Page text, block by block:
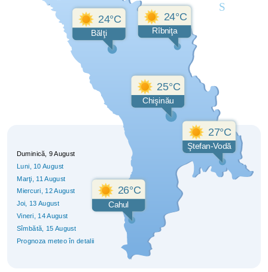
24°C
Bălţi
24°C
Rîbniţa
25°C
Chişinău
27°C
Ştefan-Vodă
26°C
Cahul
Duminică, 9 August
Luni , 10 August
Marţi , 11 August
Miercuri, 12 August
Joi, 13 August
Vineri , 14 August
Sîmbătă , 15 August
Prognoza meteo în detalii